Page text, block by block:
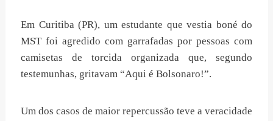
Em Curitiba (PR), um estudante que vestia boné do
MST foi agredido com garrafadas por pessoas com
camisetas de torcida organizada que, segundo
testemunhas, gritavam “Aqui é Bolsonaro!”.
Um dos casos de maior repercussão teve a veracidade